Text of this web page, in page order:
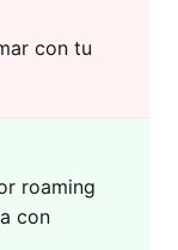
con tu
roaming
con